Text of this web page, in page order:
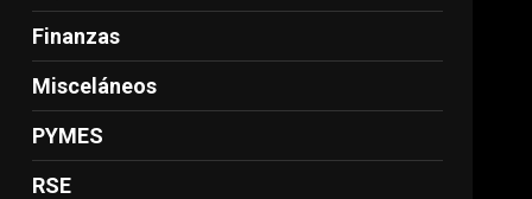
Finanzas
Misceláneos
PYMES
RSE